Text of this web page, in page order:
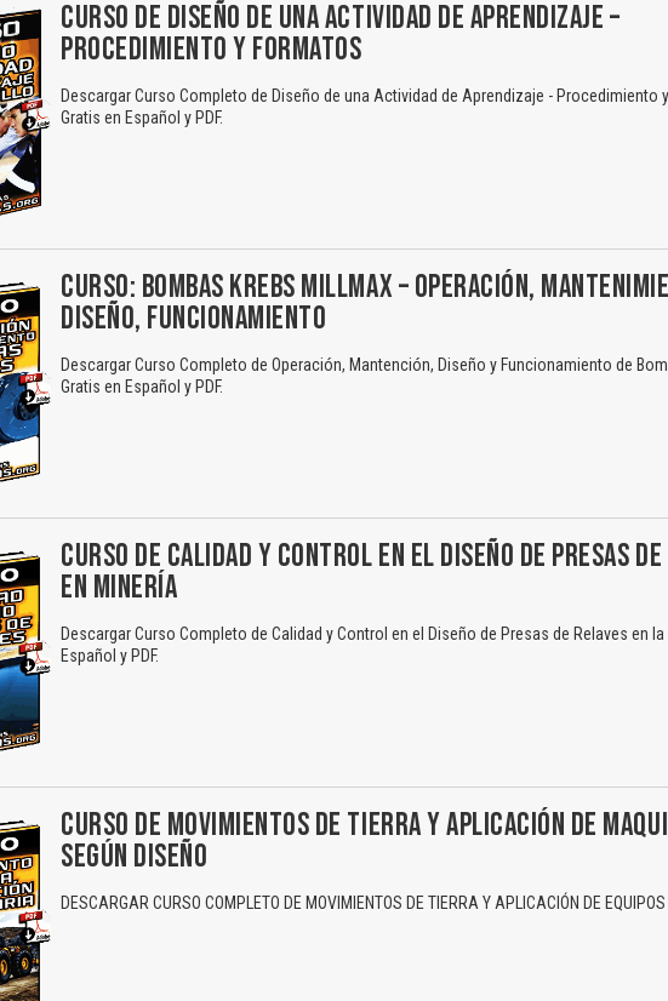
CURSO DE DISEÑO DE UNA ACTIVIDAD DE APRENDIZAJE –
PROCEDIMIENTO Y FORMATOS
Descargar Curso Completo de Diseño de una Actividad de Aprendizaje - Procedimiento
Gratis en Español y PDF.
CURSO: BOMBAS KREBS MILLMAX – OPERACIÓN,
DISEÑO, FUNCIONAMIENTO
Descargar Curso Completo de Operación, Mantención, Diseño y Funcionamiento de
Gratis en Español y PDF.
CURSO DE CALIDAD Y CONTROL EN EL DISEÑO DE PRESAS
EN MINERÍA
Descargar Curso Completo de Calidad y Control en el Diseño de Presas de Relaves en la
Español y PDF.
CURSO DE MOVIMIENTOS DE TIERRA Y APLICACIÓN DE
SEGÚN DISEÑO
DESCARGAR CURSO COMPLETO DE MOVIMIENTOS DE TIERRA Y APLICACIÓN DE